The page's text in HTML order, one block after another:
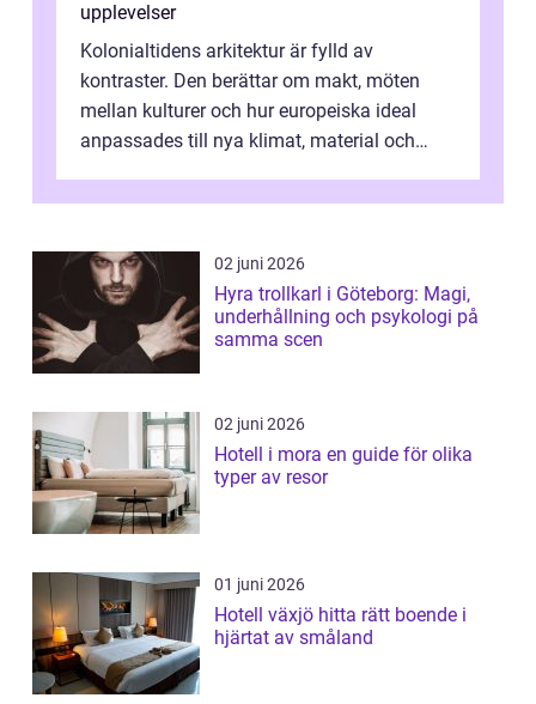
upplevelser
Kolonialtidens arkitektur är fylld av
kontraster. Den berättar om makt, möten
mellan kulturer och hur europeiska ideal
anpassades till nya klimat, material och
02 juni 2026
Hyra trollkarl i Göteborg: Magi,
underhållning och psykologi på
samma scen
02 juni 2026
Hotell i mora en guide för olika
typer av resor
01 juni 2026
Hotell växjö hitta rätt boende i
hjärtat av småland